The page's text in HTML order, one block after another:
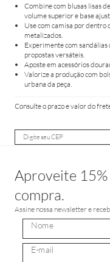
Combine com blusas lisas
volume superior e base
Use com camisa por dentro
metalizados.
Experimente com sandálias
propostas versáteis.
Aposte em acessórios
Valorize a produção com
urbana da peça.
Consulte o prazo e valor do
Aproveite
compra.
Assine nossa newsletter e